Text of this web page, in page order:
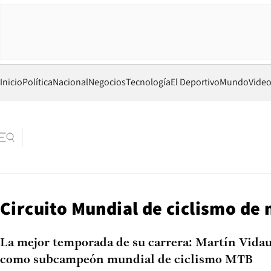
InicioPolíticaNacionalNegociosTecnologíaEl DeportivoMundo
Circuito Mundial de ciclismo de
La mejor temporada de su carrera: Martín
como subcampeón mundial de ciclismo MTB